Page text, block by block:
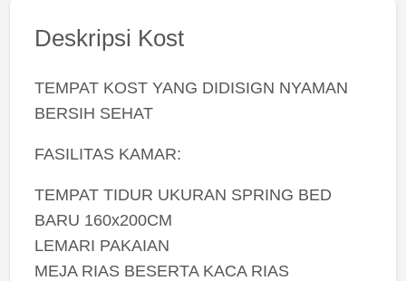
Deskripsi Kost
TEMPAT KOST YANG DIDISIGN NYAMAN
BERSIH SEHAT
FASILITAS KAMAR:
TEMPAT TIDUR UKURAN SPRING BED
BARU 160x200CM
LEMARI PAKAIAN
MEJA RIAS BESERTA KACA RIAS